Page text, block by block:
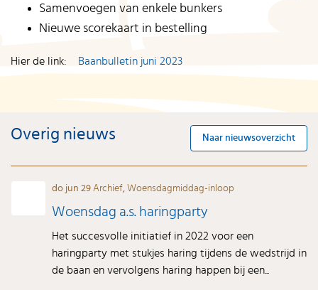
Samenvoegen van enkele bunkers
Nieuwe scorekaart in bestelling
Hier de link: Baanbulletin juni 2023
Overig nieuws Naar nieuwsoverzicht
do jun 29Archief, Woensdagmiddag-inloop
Woensdag a.s. haringparty
Het succesvolle initiatief in 2022 voor een
haringparty met stukjes haring tijdens de wedstrijd in
de baan en vervolgens haring happen bij een...